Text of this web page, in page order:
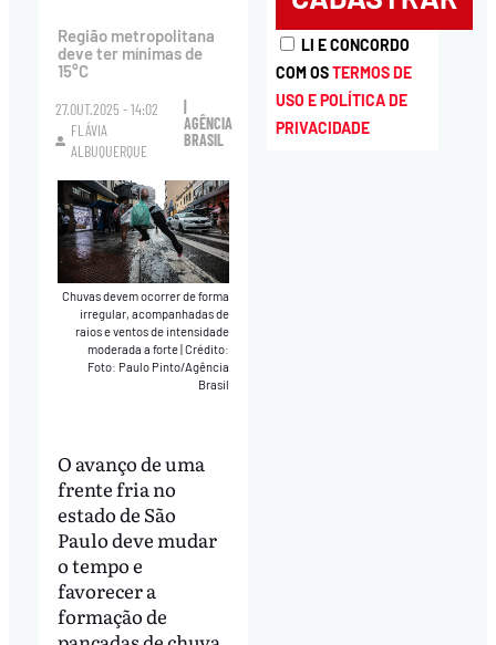
Região metropolitana
deve ter mínimas de
15°C
27.OUT.2025 - 14:02
FLÁVIA
ALBUQUERQUE
AGÊNCIA
BRASIL
Chuvas devem ocorrer de forma
irregular, acompanhadas de
raios e ventos de intensidade
moderada a forte|Crédito:
Foto: Paulo Pinto/Agência
Brasil
O avanço de uma
frente fria no
estado de São
Paulo deve mudar
o tempo e
favorecer a
formação de
LI E CONCORDO
COM OSTERMOS DE
USO E POLÍTICA DE
PRIVACIDADE